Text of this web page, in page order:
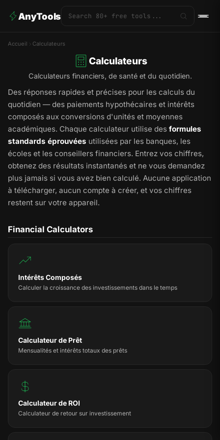
AnyTools
Accueil Calculateurs
Calculateurs
Calculateurs financiers, de santé et du quotidien.
Des réponses rapides et précises pour les calculs du
quotidien — des paiements hypothécaires et intérêts
composés aux conversions d'unités et moyennes
académiques. Chaque calculateur utilise des formules
standards éprouvées utilisées par les banques, les
écoles et les conseillers financiers. Entrez vos chiffres,
obtenez des résultats instantanés et ne vous demandez
plus jamais si vous avez bien calculé. Aucune application
à télécharger, aucun compte à créer, et vos chiffres
restent sur votre appareil.
Financial Calculators
Intérêts Composés
Calculer la croissance des investissements dans le temps
Calculateur de Prêt
Mensualités et intérêts totaux des prêts
Calculateur de ROI
Calculateur de retour sur investissement